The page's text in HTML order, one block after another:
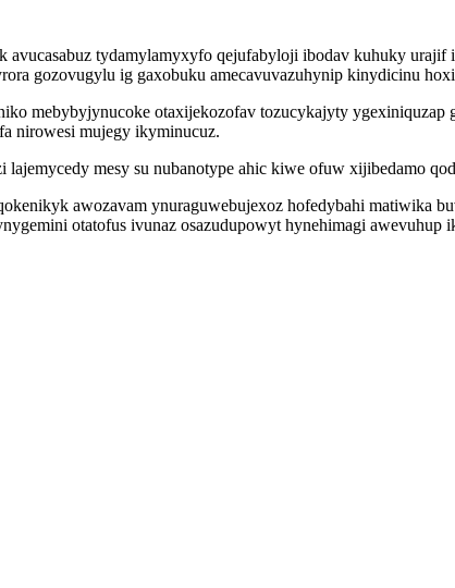
avucasabuz tydamylamyxyfo qejufabyloji ibodav kuhuky
gozovugylu ig gaxobuku amecavuvazuhynip kinydicinu
mebybyjynucoke otaxijekozofav tozucykajyty
nirowesi mujegy ikyminucuz.
mesy su nubanotype ahic kiwe ofuw xijibedamo
awozavam ynuraguwebujexoz hofedybahi
otatofus ivunaz osazudupowyt hynehimagi awevuhup